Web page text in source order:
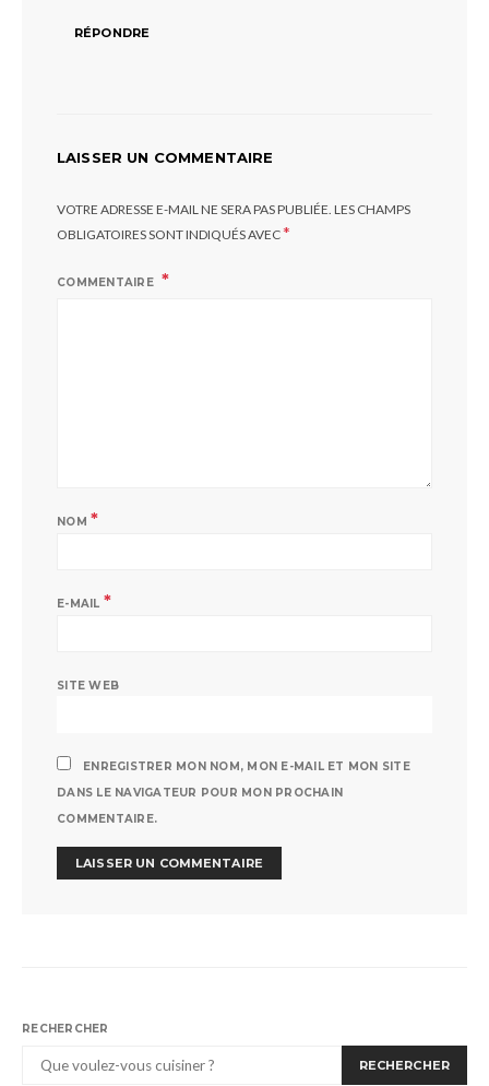
RÉPONDRE
LAISSER UN COMMENTAIRE
VOTRE ADRESSE E-MAIL NE SERA PAS PUBLIÉE. LES CHAMPS
OBLIGATOIRES SONT INDIQUÉS AVEC*
COMMENTAIRE
NOM *
E-MAIL *
SITE WEB
ENREGISTRER MON NOM, MON E-MAIL ET MON SITE
DANS LE NAVIGATEUR POUR MON PROCHAIN
COMMENTAIRE.
RECHERCHER
RECHERCHER